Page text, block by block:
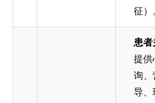
征）
患者
提供
询、
导、